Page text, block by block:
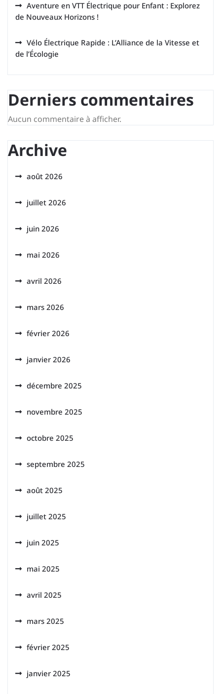
Aventure en VTT Électrique pour Enfant : Explorez
de Nouveaux Horizons !
Vélo Électrique Rapide : L’Alliance de la Vitesse et
de l’Écologie
Derniers commentaires
Aucun commentaire à afficher.
Archive
août 2026
juillet 2026
juin 2026
mai 2026
avril 2026
mars 2026
février 2026
janvier 2026
décembre 2025
novembre 2025
octobre 2025
septembre 2025
août 2025
juillet 2025
juin 2025
mai 2025
avril 2025
mars 2025
février 2025
janvier 2025